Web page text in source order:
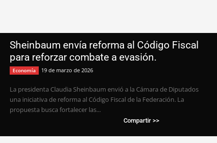
Sheinbaum envía reforma al Código Fiscal
para reforzar combate a evasión.
Economía 19 de marzo de 2026
La presidenta Claudia Sheinbaum envió a la Cámara de Diputados
una iniciativa de reforma al Código Fiscal de la Federación. La
propuesta busca fortalecer las...
Compartir >>